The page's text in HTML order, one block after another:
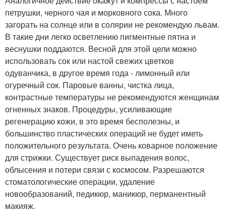
петрушки, черного чая и морковного сока. Много
загорать на солнце или в солярии не рекомендую львам.
В такие дни легко осветлению пигментные пятна и
веснушки поддаются. Весной для этой цели можно
использовать сок или настой свежих цветков
одуванчика, в другое время года - лимонный или
огуречный сок. Паровые ванны, чистка лица,
контрастные температуры не рекомендуются женщинам
огненных знаков. Процедуры, усиливающие
регенерацию кожи, в это время бесполезны, и
большинство пластических операций не будет иметь
положительного результата. Очень коварное положение
для стрижки. Существует риск выпадения волос,
облысения и потери связи с космосом. Разрешаются
стоматологические операции, удаление
новообразований, педикюр, маникюр, перманентный
макияж.